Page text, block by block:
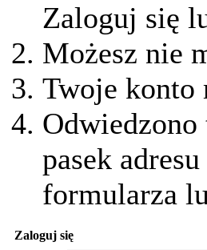
Zaloguj się
Możesz nie
Twoje konto
Odwiedzono
pasek
formularza
Zaloguj się